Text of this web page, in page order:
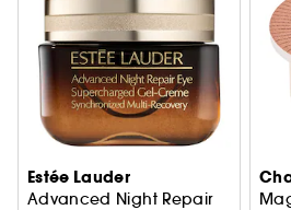
Estée Lauder
Advanced Night Repair